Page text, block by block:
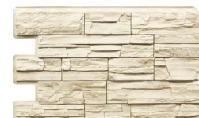
избранное сравнить